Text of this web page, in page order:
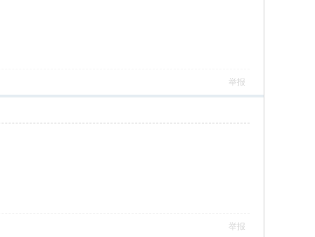
举报
举报